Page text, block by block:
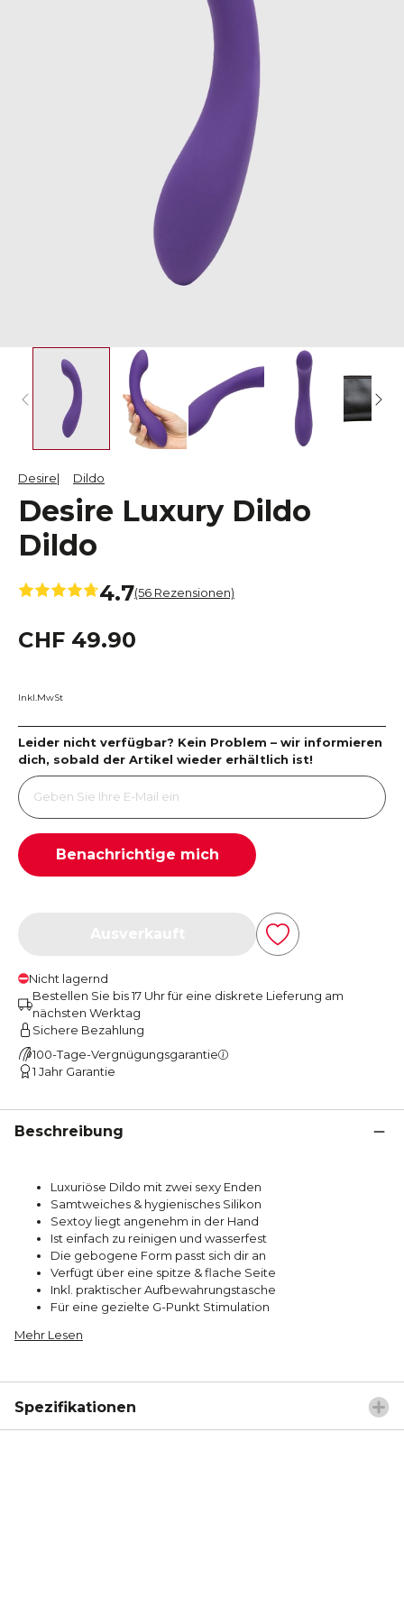
Desire Dildo
Desire Luxury Dildo
Dildo
4.7(56 Rezensionen)
CHF 49.90
Inkl.MwSt
Leider nicht verfügbar? Kein Problem – wir informieren
dich, sobald der Artikel wieder erhältlich ist!
Benachrichtige mich
Nicht lagernd
Bestellen Sie bis 17 Uhr für eine diskrete Lieferung am
nächsten Werktag
Sichere Bezahlung
100-Tage-Vergnügungsgarantie
1 Jahr Garantie
Beschreibung
Luxuriöse Dildo mit zwei sexy Enden
Samtweiches & hygienisches Silikon
Sextoy liegt angenehm in der Hand
Ist einfach zu reinigen und wasserfest
Die gebogene Form passt sich dir an
Verfügt über eine spitze & flache Seite
Inkl. praktischer Aufbewahrungstasche
Für eine gezielte G-Punkt Stimulation
Mehr Lesen
Spezifikationen